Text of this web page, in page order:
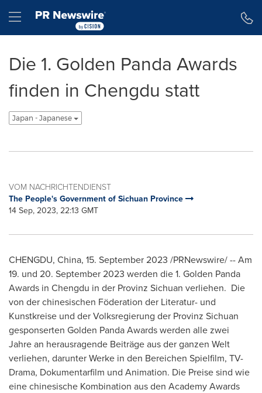
Hamburger menu
Die 1. Golden Panda Awards
finden in Chengdu statt
Japan - Japanese
VOM NACHRICHTENDIENST
The People's Government of Sichuan Province
14 Sep, 2023, 22:13 GMT
CHENGDU, China, 15. September 2023 /PRNewswire/ -- Am
19. und 20. September 2023 werden die 1. Golden Panda
Awards in Chengdu in der Provinz Sichuan verliehen. Die
von der chinesischen Föderation der Literatur- und
Kunstkreise und der Volksregierung der Provinz Sichuan
gesponserten Golden Panda Awards werden alle zwei
Jahre an herausragende Beiträge aus der ganzen Welt
verliehen, darunter Werke in den Bereichen Spielfilm, TV-
Drama, Dokumentarfilm und Animation. Die Preise sind wie
eine chinesische Kombination aus den Academy Awards